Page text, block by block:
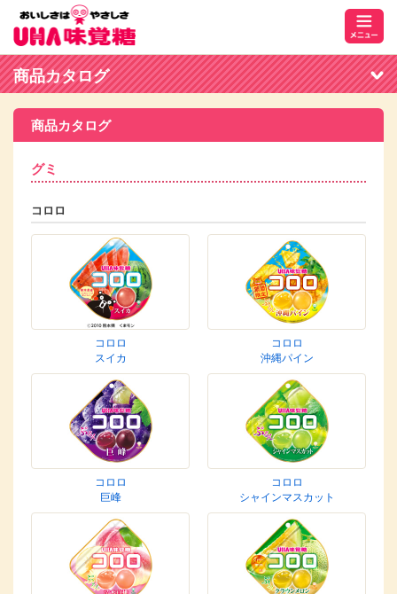
商品カタログ
グミ
コロロ
コロロ
スイカ
コロロ
沖縄パイン
コロロ
巨峰
コロロ
シャインマスカット
商品カタログ